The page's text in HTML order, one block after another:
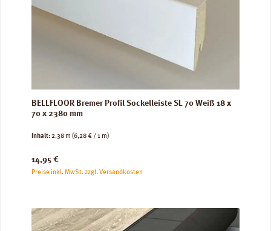
BELLFLOOR Bremer Profil Sockelleiste SL 70 Weiß 18 x
70 x 2380 mm
Inhalt:2.38 m (6,28 € / 1 m)
Regulärer Preis:
14,95 €
Preise inkl. MwSt. zzgl. Versandkosten